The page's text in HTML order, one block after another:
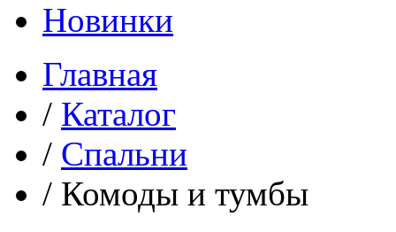
Новинки
Главная
/ Каталог
/ Спальни
/ Комоды и тумбы